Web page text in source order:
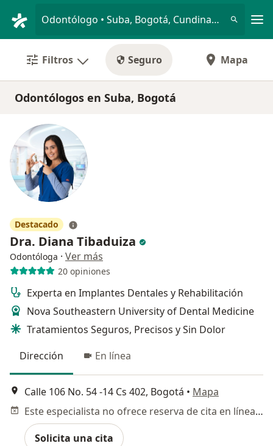
Odontólogo • Suba, Bogotá, Cundinamarca
Filtros Seguro Mapa
Odontólogos en Suba, Bogotá
Destacado
Dra. Diana Tibaduiza
Odontóloga · Ver más
20 opiniones
Experta en Implantes Dentales y Rehabilitación
Nova Southeastern University of Dental Medicine
Tratamientos Seguros, Precisos y Sin Dolor
Dirección
En línea
Calle 106 No. 54 -14 Cs 402, Bogotá • Mapa
Este especialista no ofrece reserva de cita en línea en esta dirección.
Solicita una cita